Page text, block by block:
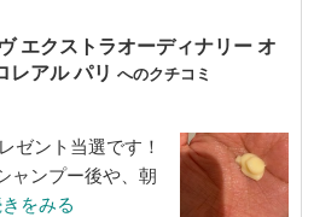
エクストラオーディナリー オ
レアル パリ へのクチコミ
ゼント当選です！
ャンプー後や、朝
をみる